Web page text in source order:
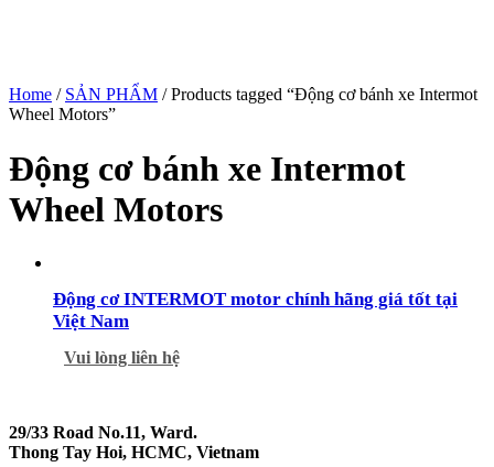
Home / SẢN PHẨM / Products tagged “Động cơ bánh xe Intermot
Wheel Motors”
Động cơ bánh xe Intermot
Wheel Motors
Động cơ INTERMOT motor chính hãng giá tốt tại
Việt Nam
Vui lòng liên hệ
29/33 Road No.11, Ward.
Thong Tay Hoi, HCMC, Vietnam